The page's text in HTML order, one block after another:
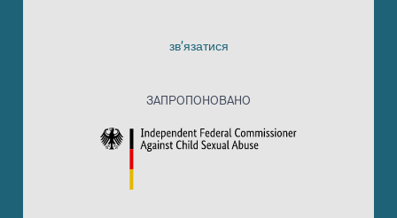
зв’язатися
ЗАПРОПОНОВАНО